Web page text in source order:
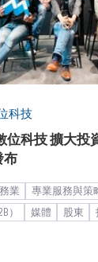
科技
位科技 擴大投
布
業
專業服務與策
）
媒體 股東